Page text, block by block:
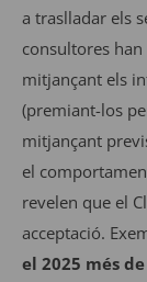
a traslladar els
consultores
mitjançant els
(premiant-los
mitjançant
el
revelen que el
acceptació.
el 2025 més